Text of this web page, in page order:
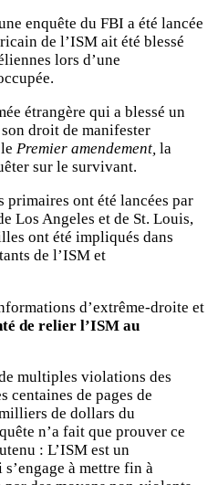
enquête du FBI a été lancée
de l’ISM ait été blessé
lors d’une
étrangère qui a blessé un
droit de manifester
Premier amendement, la
sur le survivant.
primaires ont été lancées par
Los Angeles et de St. Louis,
ont été impliqués dans
de l’ISM et
d’extrême-droite et
de relier l’ISM au
multiples violations des
centaines de pages de
de dollars du
n’a fait que prouver ce
: L’ISM est un
à mettre fin à